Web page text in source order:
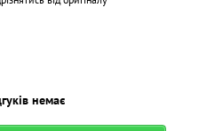
немає